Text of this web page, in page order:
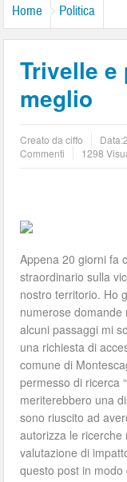
Home Politica
Trivelle
meglio
Creato daciffo Data:
Commenti
1298
Appena 20 giorni fa
straordinario sulla
nostro territorio. Ho
numerose domande
alcuni passaggi mi
una richiesta di
comune di
permesso di ricerca
meriterebbero una
sono riuscito ad
autorizza le
valutazione di
questo post in modo